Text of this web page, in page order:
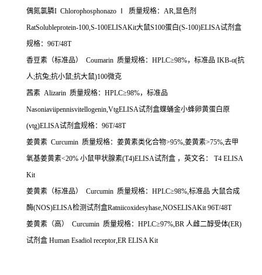
偶氮氯膦I Chlorophosphonazo 质量规格： AR,显色剂
RatSolubleprotein-100,S-100ELISAKit大鼠S100蛋白(S-100)ELISA试剂盒
规格： 96T/48T
香豆素（标准品）
Coumarin 质量规格： HPLC≥98%，标准品 IKB-α(抗
人;抗兔;抗小鼠;抗大鼠)100微克
茜素 Alizarin 质量规格： HPLC≥98%，标准品
Nasoniaviipennisvitellogenin,VtgELISA试剂盒蝶蛹金小蜂卵黄蛋白原
(vtg)ELISA试剂盒规格： 96T/48T
姜黄素 Curcumin 质量规格：姜黄素类化合物>95%,姜黄素>75%,去甲
氧基姜黄素<20% 小鼠甲状腺素(T4)ELISA试剂盒 ，英文名：
T4 ELISA
Kit
姜黄素（标准品）
Curcumin 质量规格： HPLC≥98%,标准品 大鼠合成
酶(NOS)ELISA检测试剂盒Ratniicoxidesyhase,NOSELISAKit 96T/48T
姜黄素（高）
Curcumin 质量规格： HPLC≥97%,BR 人雌二醇受体(ER)
试剂盒 Human Esadiol receptor,ER ELISA Kit